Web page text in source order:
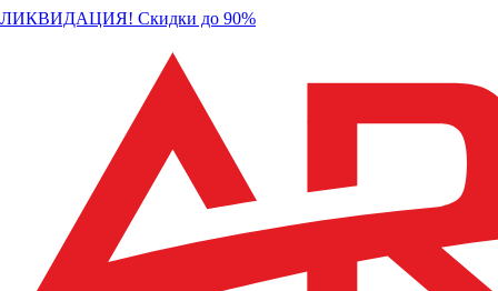
ЛИКВИДАЦИЯ! Скидки до 90%